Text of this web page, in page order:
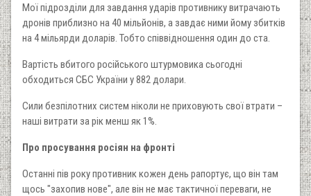
Мої підрозділи для завдання ударів противнику витрачають
дронів приблизно на 40 мільйонів, а завдає ними йому збитків
на 4 мільярди доларів. Тобто співвідношення один до ста.
Вартість вбитого російського штурмовика сьогодні
обходиться СБС України у 882 долари.
Сили безпілотних систем ніколи не приховують свої втрати –
наші витрати за рік менш як 1%.
Про просування росіян на фронті
Останні пів року противник кожен день рапортує, що він там
щось "захопив нове", але він не має тактичної переваги, не